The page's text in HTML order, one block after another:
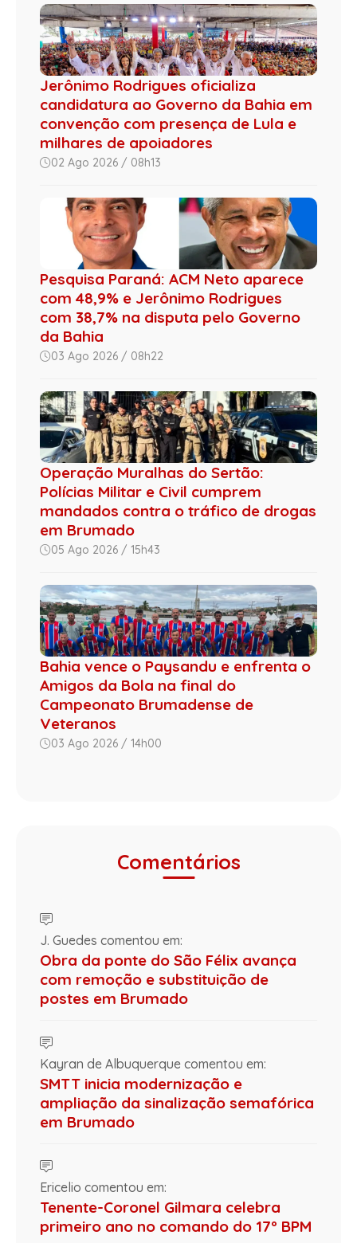
Jerônimo Rodrigues oficializa
candidatura ao Governo da Bahia em
convenção com presença de Lula e
milhares de apoiadores
02 Ago 2026 / 08h13
Pesquisa Paraná: ACM Neto aparece
com 48,9% e Jerônimo Rodrigues
com 38,7% na disputa pelo Governo
da Bahia
03 Ago 2026 / 08h22
Operação Muralhas do Sertão:
Polícias Militar e Civil cumprem
mandados contra o tráfico de drogas
em Brumado
05 Ago 2026 / 15h43
Bahia vence o Paysandu e enfrenta o
Amigos da Bola na final do
Campeonato Brumadense de
Veteranos
03 Ago 2026 / 14h00
Comentários
J. Guedes comentou em:
Obra da ponte do São Félix avança
com remoção e substituição de
postes em Brumado
Kayran de Albuquerque comentou em:
SMTT inicia modernização e
ampliação da sinalização semafórica
em Brumado
Ericelio comentou em:
Tenente-Coronel Gilmara celebra
primeiro ano no comando do 17º BPM